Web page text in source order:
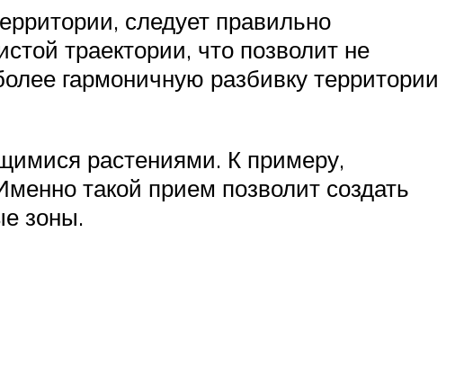
следует правильно
траектории, что позволит не
гармоничную разбивку территории
растениями. К примеру,
такой прием позволит создать
зоны.